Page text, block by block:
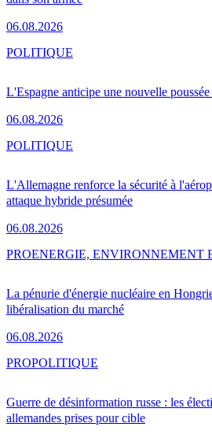
06.08.2026
L'Espagne anticipe une nouvelle
06.08.2026
POLITIQUE
L'Allemagne renforce la sécurité à
attaque hybride présumée
06.08.2026
POLITIQUE
La pénurie d'énergie nucléaire en
libéralisation du marché
06.08.2026
PROENERGIE, ENVIRONNEMENT
Guerre de désinformation russe : les
allemandes prises pour cible
PROPOLITIQUE